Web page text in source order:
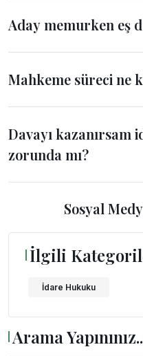
Aday memurken eş
Mahkeme süreci ne
Davayı kazanırsam
zorunda mı?
Sosyal
İlgili
İdare Hukuku
Arama Yapınınız..